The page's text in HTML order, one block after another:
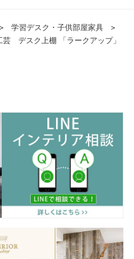
＞ 学習デスク・子供部屋家具
＞
芸 デスク上棚 「ラークアップ」